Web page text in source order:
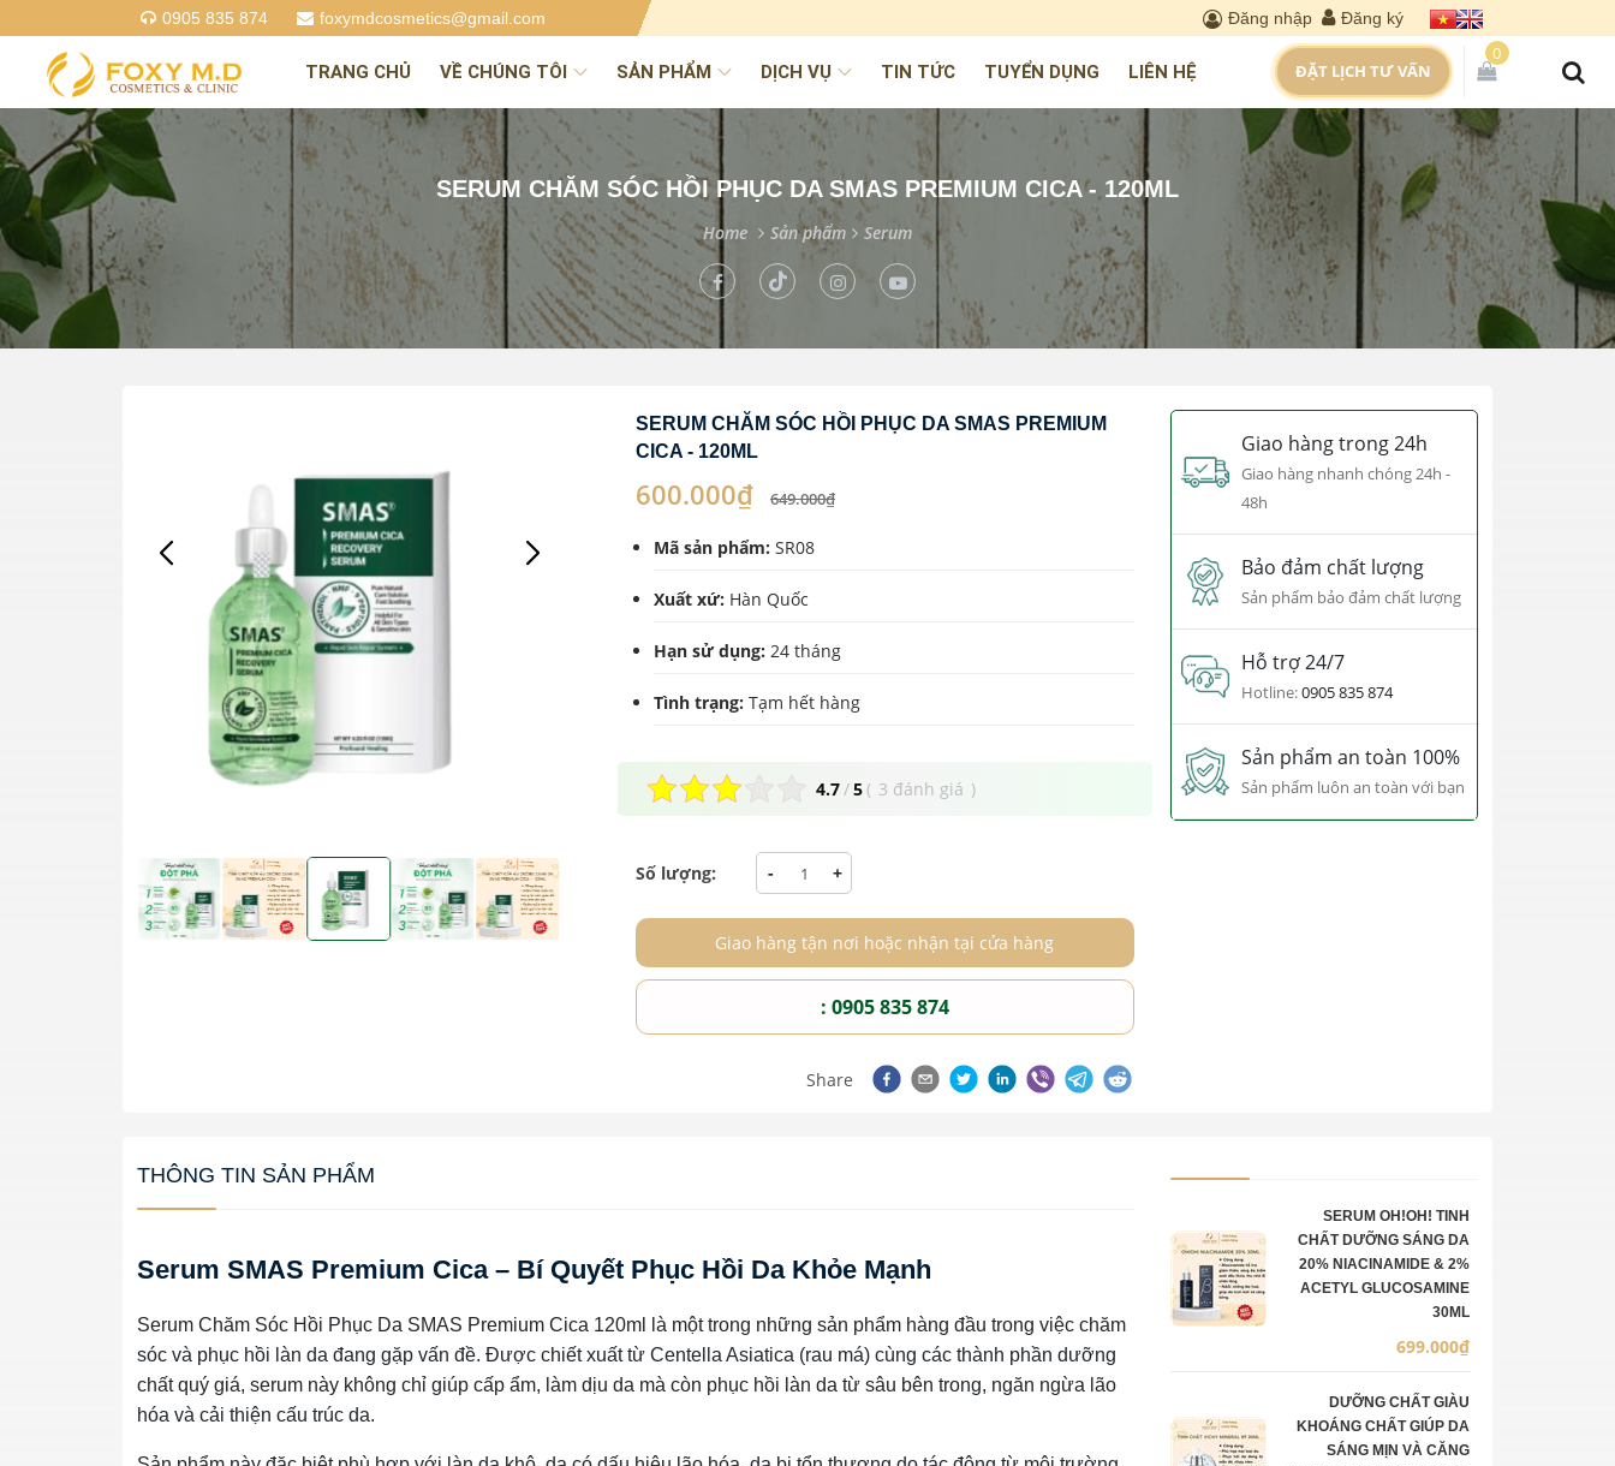
0905 835 874 foxymdcosmetics@gmail.com Đăng nhập Đăng ký
TRANG CHỦ VỀ CHÚNG TÔI SẢN PHẨM DỊCH VỤ TIN TỨC TUYỂN DỤNG LIÊN HỆ ĐẶT LỊCH TƯ VẤN
0
SERUM CHĂM SÓC HỒI PHỤC DA SMAS PREMIUM CICA - 120ML
Home Sản phẩm Serum
SERUM CHĂM SÓC HỒI PHỤC DA SMAS PREMIUM
CICA - 120ML
600.000₫ 649.000₫
Mã sản phẩm: SR08
Xuất xứ: Hàn Quốc
Hạn sử dụng: 24 tháng
Tình trạng: Tạm hết hàng
4.7/5( 3 đánh giá )
Số lượng: - +
Giao hàng tận nơi hoặc nhận tại cửa hàng
: 0905 835 874
Share
Giao hàng trong 24h
Giao hàng nhanh chóng 24h -
48h
Bảo đảm chất lượng
Sản phẩm bảo đảm chất lượng
Hỗ trợ 24/7
Hotline:0905 835 874
Sản phẩm an toàn 100%
Sản phẩm luôn an toàn với bạn
THÔNG TIN SẢN PHẨM
Serum SMAS Premium Cica – Bí Quyết Phục Hồi Da Khỏe Mạnh
Serum Chăm Sóc Hồi Phục Da SMAS Premium Cica 120ml là một trong những sản phẩm hàng đầu trong việc chăm
sóc và phục hồi làn da đang gặp vấn đề. Được chiết xuất từ Centella Asiatica (rau má) cùng các thành phần dưỡng
chất quý giá, serum này không chỉ giúp cấp ẩm, làm dịu da mà còn phục hồi làn da từ sâu bên trong, ngăn ngừa lão
hóa và cải thiện cấu trúc da.
SERUM OH!OH! TINH
CHẤT DƯỠNG SÁNG DA
20% NIACINAMIDE & 2%
ACETYL GLUCOSAMINE
30ML
699.000₫
DƯỠNG CHẤT GIÀU
KHOÁNG CHẤT GIÚP DA
SÁNG MỊN VÀ CĂNG